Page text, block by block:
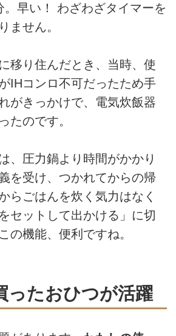
。早い！ わざわざタイマーを
ません。
移り住んだとき、当時、使
IHコンロ不可だったため手
がきっかけで、電気炊飯器
たのです。
、圧力鍋より時間がかかり
を受け、つかれてからの帰
らごはんを炊く気力はなく
セットして出かける」に切
の機能、便利ですね。
ったおひつが活躍